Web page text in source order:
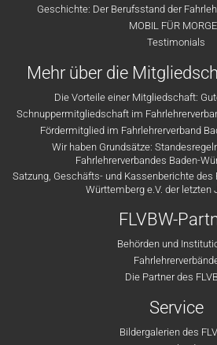
Geschichte: Der Berufsstand der
MOBIL FÜR
Testimonials
Mehr über die
Die Vorteile einer Mitgliedschaft:
Schnuppermitgliedschaft im
Fördermitglied im Fahrlehrerverband
Wir haben Grundsätze:
Fahrlehrerverbandes Baden-
Satzung, Geschäfts- und Kassenberichte des
Württemberg e.V. der letzten
FLVBW-
Behörden und
Die Partner des
Service
Bildergalerien des